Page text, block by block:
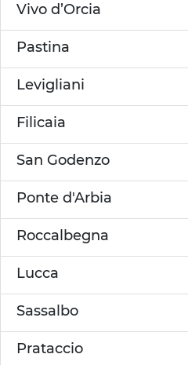
Vivo d’Orcia
Pastina
Levigliani
Filicaia
San Godenzo
Ponte d'Arbia
Roccalbegna
Lucca
Sassalbo
Prataccio